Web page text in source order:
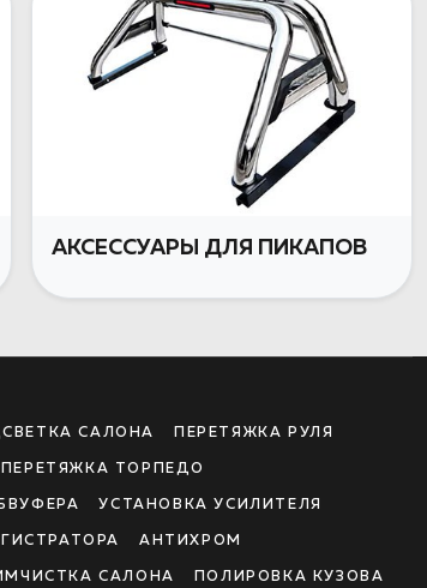
АКСЕССУАРЫ ДЛЯ ПИКАПОВ
САЛОНА ПЕРЕТЯЖКА РУЛЯ
ПЕРЕТЯЖКА ТОРПЕДО
УСТАНОВКА УСИЛИТЕЛЯ
АНТИХРОМ
САЛОНА ПОЛИРОВКА КУЗОВА